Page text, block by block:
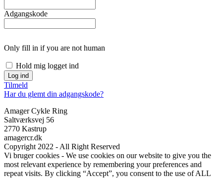
Adgangskode
Only fill in if you are not human
Hold mig logget ind
Tilmeld
Har du glemt din adgangskode?
Amager Cykle Ring
Saltværksvej 56
2770 Kastrup
amagercr.dk
Copyright 2022 - All Right Reserved
Vi bruger cookies - We use cookies on our website to give you the
most relevant experience by remembering your preferences and
repeat visits. By clicking “Accept”, you consent to the use of ALL